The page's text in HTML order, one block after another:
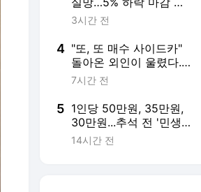
시간외 6% 급락
3시간 전
4 "또, 또 매수 사이드카"
돌아온 외인이 울렸다...
살아난 AI 투심
7시간 전
5 1인당 50만원, 35만원,
30만원...추석 전 '민생
지원금' 받는 곳
14시간 전